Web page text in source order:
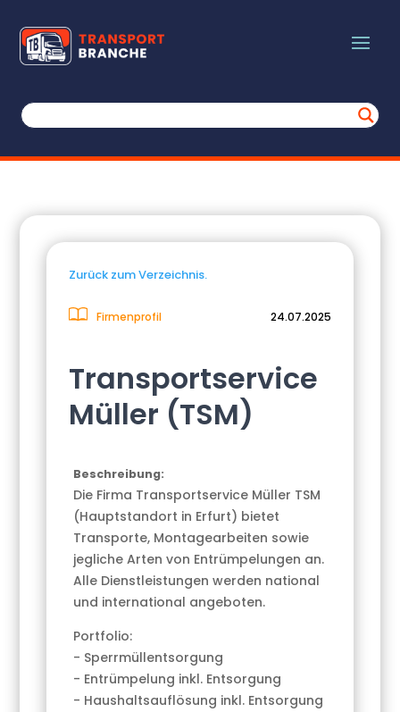
Zurück zum Verzeichnis.
Firmenprofil 24.07.2025
Transportservice
Müller (TSM)
Beschreibung:
Die Firma Transportservice Müller TSM
(Hauptstandort in Erfurt) bietet
Transporte, Montagearbeiten sowie
jegliche Arten von Entrümpelungen an.
Alle Dienstleistungen werden national
und international angeboten.
Portfolio:
- Sperrmüllentsorgung
- Entrümpelung inkl. Entsorgung
- Haushaltsauflösung inkl. Entsorgung